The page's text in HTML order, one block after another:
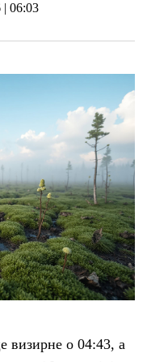
| 06:03
визирне о 04:43, а